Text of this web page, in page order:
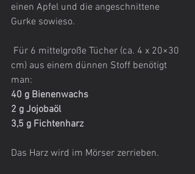
einen Apfel und die angeschnittene
Gurke sowieso.
cm) aus einem dünnen Stoff benötigt
man:
40 g Bienenwachs
2 g Jojobaöl
3,5 g Fichtenharz
Das Harz wird im Mörser zerrieben.